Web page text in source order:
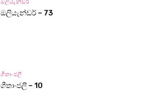
ඔලියැන්ඩර්
ඔලියැන්ඩර් – 73
ගීතාංජලී
ගීතාංජලී – 10